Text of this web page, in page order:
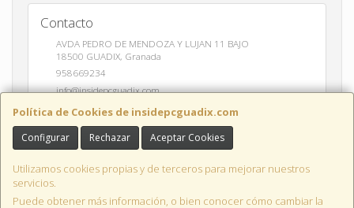
Política de Cookies de insidepcguadix.com
Configurar Rechazar Aceptar Cookies
Utilizamos cookies propias y de terceros para mejorar nuestros
servicios.
Puede obtener más información, o bien conocer cómo cambiar la
Contacto
AVDA PEDRO DE MENDOZA Y LUJAN 11 BAJO
18500 GUADIX, Granada
958669234
info@insidepcguadix.com
Horario